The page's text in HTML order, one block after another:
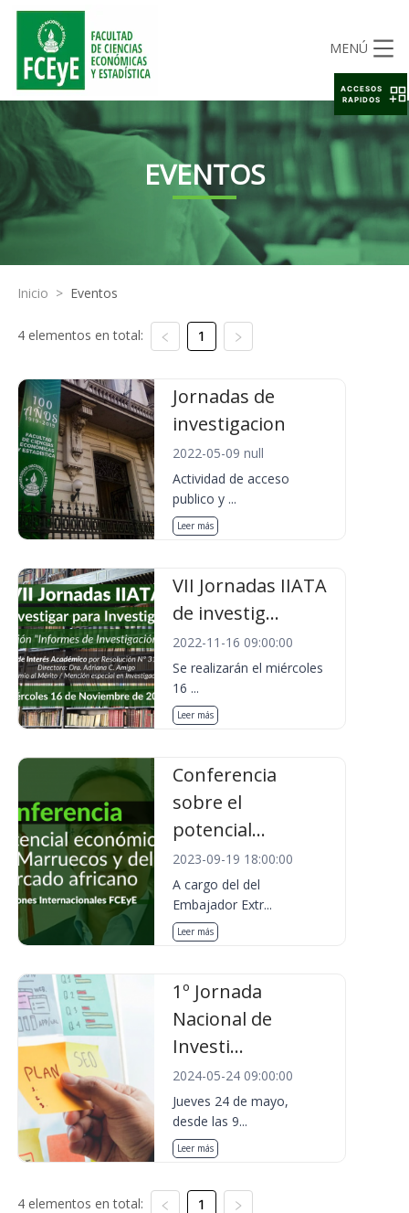
MENÚ
EVENTOS
Inicio > Eventos
4 elementos en total: 1
Jornadas de
investigacion
2022-05-09 null
Actividad de acceso
publico y ...
Leer más
VII Jornadas IIATA
de investig...
2022-11-16 09:00:00
Se realizarán el miércoles
16 ...
Leer más
Conferencia
sobre el
potencial...
2023-09-19 18:00:00
A cargo del del
Embajador Extr...
Leer más
1º Jornada
Nacional de
Investi...
2024-05-24 09:00:00
Jueves 24 de mayo,
desde las 9...
Leer más
4 elementos en total: 1
ACCESOS
RAPIDOS